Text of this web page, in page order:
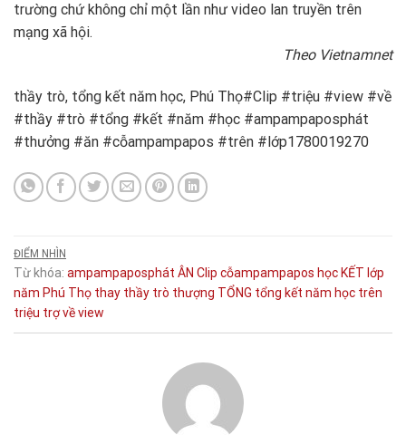
trường chứ không chỉ một lần như video lan truyền trên
mạng xã hội.
Theo Vietnamnet
thầy trò, tổng kết năm học, Phú Thọ#Clip #triệu #view #về
#thầy #trò #tổng #kết #năm #học #ampampaposphát
#thưởng #ăn #cỗampampapos #trên #lớp1780019270
ĐIỂM NHÌN
Từ khóa: ampampaposphát ÂN Clip cỗampampapos học KẾT lớp
năm Phú Thọ thay thầy trò thượng TỔNG tổng kết năm học trên
triệu trợvềview